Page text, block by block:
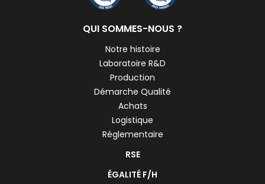
QUI SOMMES-NOUS ?
Notre histoire
Laboratoire R&D
Production
Démarche Qualité
Achats
Logistique
Réglementaire
RSE
ÉGALITÉ F/H